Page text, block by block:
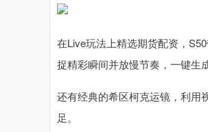
在Live玩法上精选期货配资，
捉精彩瞬间并放慢节奏，一键生
还有经典的希区柯克运镜，利用
足。